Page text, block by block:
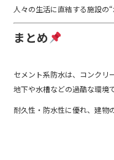
人々の生活に直結する施設の
まとめ
セメント系防水は、コンクリ
地下や水槽などの過酷な環境
耐久性・防水性に優れ、建物